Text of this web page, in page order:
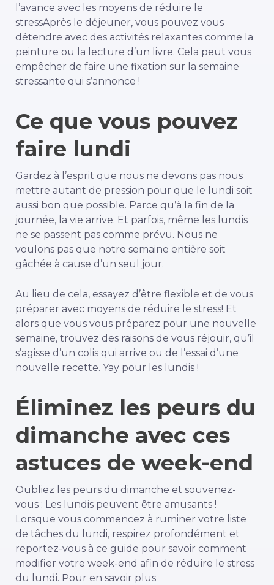
l’avance avec les moyens de réduire le
stressAprès le déjeuner, vous pouvez vous
détendre avec des activités relaxantes comme la
peinture ou la lecture d’un livre. Cela peut vous
empêcher de faire une fixation sur la semaine
stressante qui s’annonce !
Ce que vous pouvez
faire lundi
Gardez à l’esprit que nous ne devons pas nous
mettre autant de pression pour que le lundi soit
aussi bon que possible. Parce qu’à la fin de la
journée, la vie arrive. Et parfois, même les lundis
ne se passent pas comme prévu. Nous ne
voulons pas que notre semaine entière soit
gâchée à cause d’un seul jour.
Au lieu de cela, essayez d’être flexible et de vous
préparer avec moyens de réduire le stress! Et
alors que vous vous préparez pour une nouvelle
semaine, trouvez des raisons de vous réjouir, qu’il
s’agisse d’un colis qui arrive ou de l’essai d’une
nouvelle recette. Yay pour les lundis !
Éliminez les peurs du
dimanche avec ces
astuces de week-end
Oubliez les peurs du dimanche et souvenez-
vous : Les lundis peuvent être amusants !
Lorsque vous commencez à ruminer votre liste
de tâches du lundi, respirez profondément et
reportez-vous à ce guide pour savoir comment
modifier votre week-end afin de réduire le stress
du lundi. Pour en savoir plus